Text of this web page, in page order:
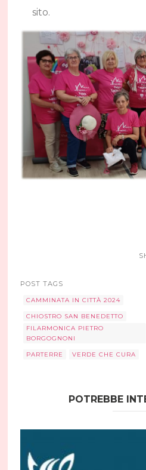
sito.
POST TAGS
CAMMINATA IN CITTÀ 2024
CHIOSTRO SAN BENEDETTO
FILARMONICA PIETRO
BORGOGNONI
PARTERRE VERDE CHE CURA
POTREBBE